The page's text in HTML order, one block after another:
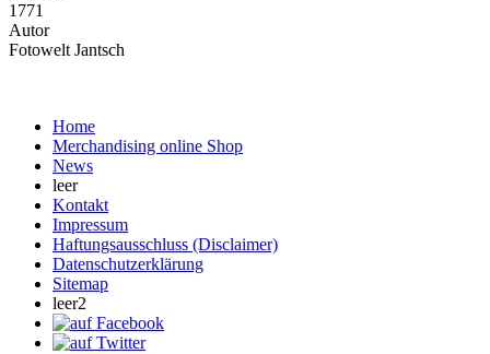
1771
Autor
Fotowelt Jantsch
Home
Merchandising online Shop
News
leer
Kontakt
Impressum
Haftungsausschluss (Disclaimer)
Datenschutzerklärung
Sitemap
leer2